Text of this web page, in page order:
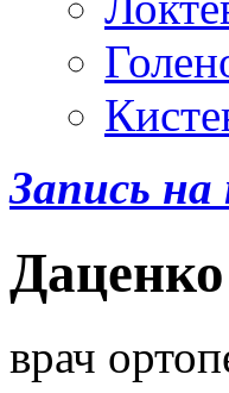
Запись
Даценко
врач